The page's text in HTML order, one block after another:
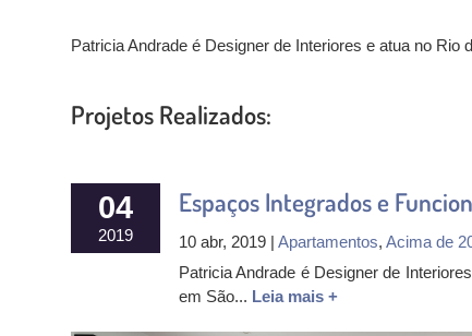
Patricia Andrade é Designer de Interiores e atua no Rio
Projetos Realizados:
04
2019
Espaços Integrados e
10 abr, 2019 | Apartamentos, Acima de
Patricia Andrade é Designer de
em São... Leia mais +